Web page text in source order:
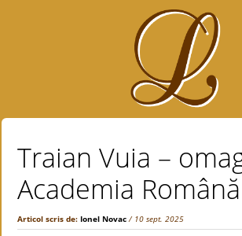
Traian Vuia –
Academia Română
Articol scris de:Ionel Novac / 10 sept. 2025